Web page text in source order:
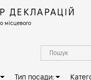
ДЕКЛАРАЦІЙ
місцевого
Тип посади: